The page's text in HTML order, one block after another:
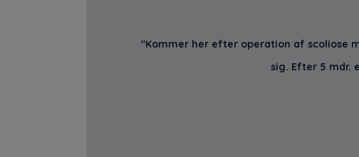
"Kommer her efter operation af scoliose
sig. Efter 5 mdr.